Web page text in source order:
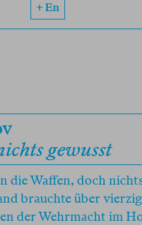
+ En
gewusst
die Waffen, doch
brauchte über
der Wehrmacht im